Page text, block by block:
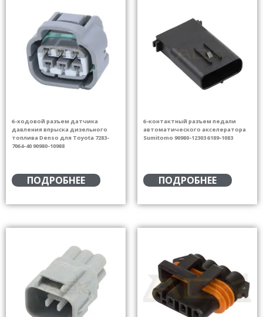
6-ходовой разъем датчика
давления впрыска дизельного
топлива Denso для Toyota 7283-
7064-40 90980-10988
ПОДРОБНЕЕ
6-контактный разъем педали
автоматического акселератора
Sumitomo 90980-12303 6189-1083
ПОДРОБНЕЕ